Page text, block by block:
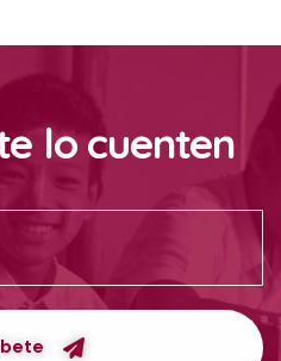
lo cuenten